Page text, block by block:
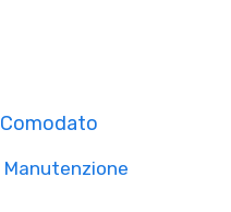
Comodato
Manutenzione